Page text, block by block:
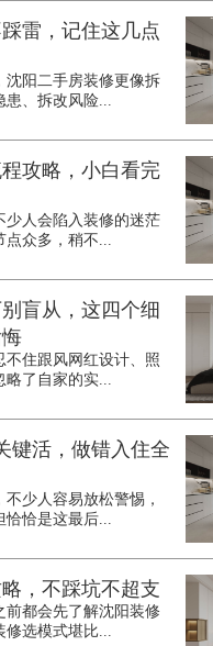
雷，记住这几点
沈阳二手房装修更像拆
患、拆改风险...
攻略，小白看完
少人会陷入装修的迷茫
点众多，稍不...
盲从，这四个细
不住跟风网红设计、照
略了自家的实...
键活，做错入住全
少人容易放松警惕，
恰恰是这最后...
，不踩坑不超支
前都会先了解沈阳装修
修选模式堪比...